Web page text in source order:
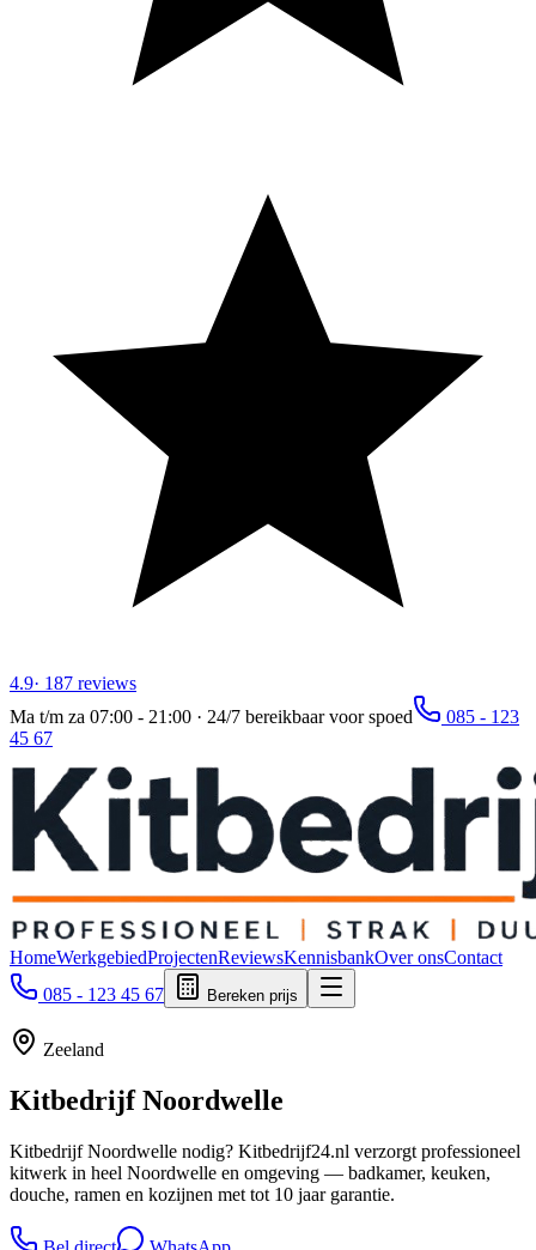
4.9· 187 reviews
Ma t/m za 07:00 - 21:00 · 24/7 bereikbaar voor spoed
085 - 123
45 67
HomeWerkgebiedProjectenReviewsKennisbankOver onsContact
085 - 123 45 67
Bereken prijs
Zeeland
KitbedrijfNoordwelle
Kitbedrijf Noordwelle nodig? Kitbedrijf24.nl verzorgt professioneel
kitwerk in heel Noordwelle en omgeving — badkamer, keuken,
douche, ramen en kozijnen met tot 10 jaar garantie.